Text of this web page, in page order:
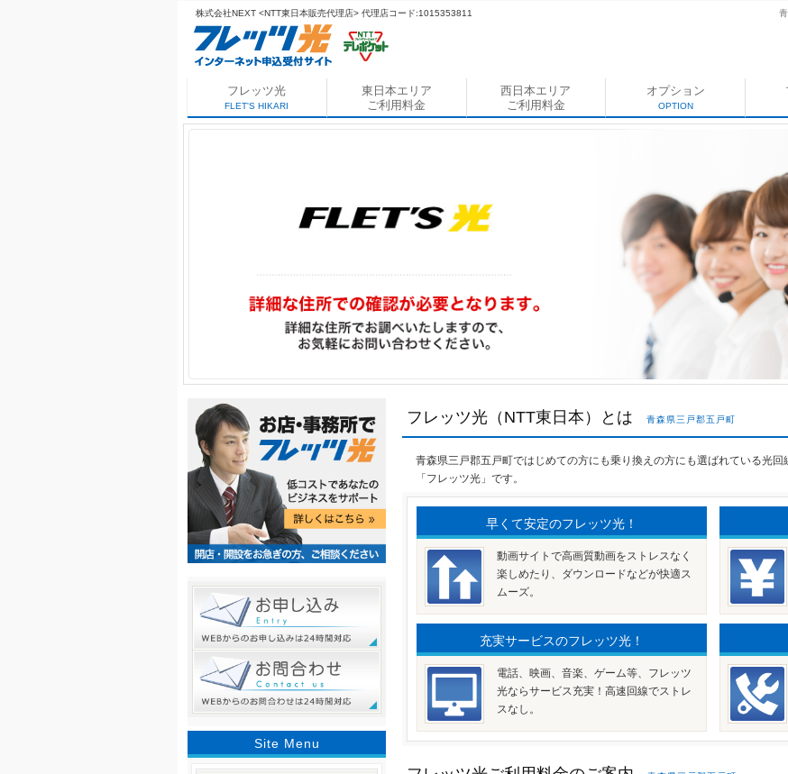
株式会社NEXT <NTT東日本販売代理店> 代理店コード:1015353811
フレッツ光
FLET'S HIKARI
東日本エリア
ご利用料金
西日本エリア
ご利用料金
オプション
OPTION
フレッツ光（NTT東日本）とは 青森県三戸郡五戸町
青森県三戸郡五戸町ではじめての方にも乗り換えの方にも選ばれている光
「フレッツ光」です。
早くて安定のフレッツ光！
動画サイトで高画質動画をストレスなく
楽しめたり、ダウンロードなどが快適ス
ムーズ。
充実サービスのフレッツ光！
電話、映画、音楽、ゲーム等、フレッツ
光ならサービス充実！高速回線でストレ
スなし。
Site Menu